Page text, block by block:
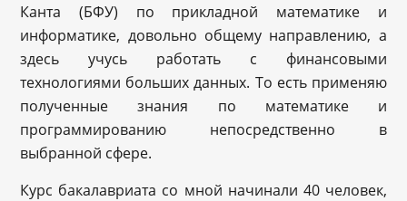
Канта (БФУ) по прикладной математике и
информатике, довольно общему направлению, а
здесь учусь работать с финансовыми
технологиями больших данных. То есть применяю
полученные знания по математике и
программированию непосредственно в
выбранной сфере.
Курс бакалавриата со мной начинали 40 человек,